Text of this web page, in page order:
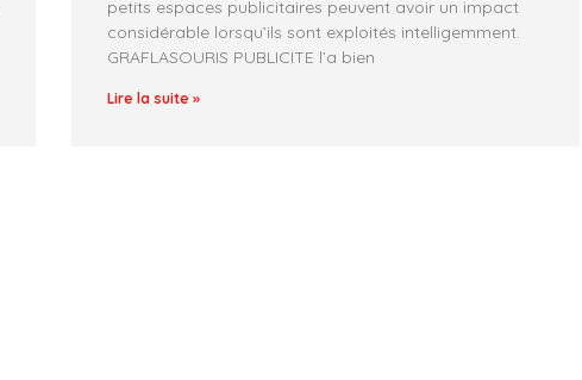
petits espaces publicitaires peuvent avoir un impact
considérable lorsqu’ils sont exploités intelligemment.
GRAFLASOURIS PUBLICITE l’a bien
Lire la suite »